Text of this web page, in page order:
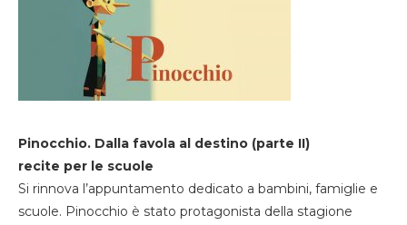
Pinocchio. Dalla favola al destino (parte II)
recite per le scuole
Si rinnova l’appuntamento dedicato a bambini, famiglie e
scuole. Pinocchio è stato protagonista della stagione